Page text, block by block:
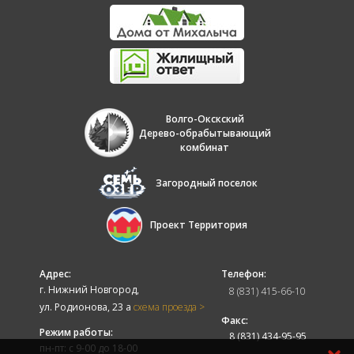
Волго-Окскский
Дерево-обрабытывающий
комбинат
Загородный поселок
Проект Территория
Адрес:
г. Нижний Новгород,
ул. Родионова, 23 а схема проезда >
Режим работы:
пн-пт: с 9-00 до 18-00
Телефон:
8 (831) 415-66-10
Факс:
8 (831) 434-95-95